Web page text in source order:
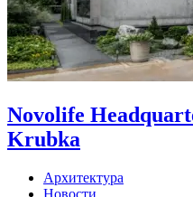
Novolife
Krubka
Архитектура
Новости